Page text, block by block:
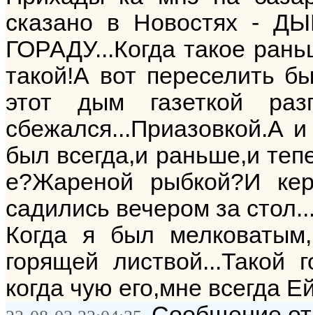
сказано в Новостях
ГОРАДУ...Когда такое
такой!А вот переселить
этот дым газеткой
сбежался...Приазовкой.А
был всегда,и раньше,и
е?Жареной рыбкой?И
садились вечером за
Когда я был
горящей листвой...Такой
когда чую его,мне всегда